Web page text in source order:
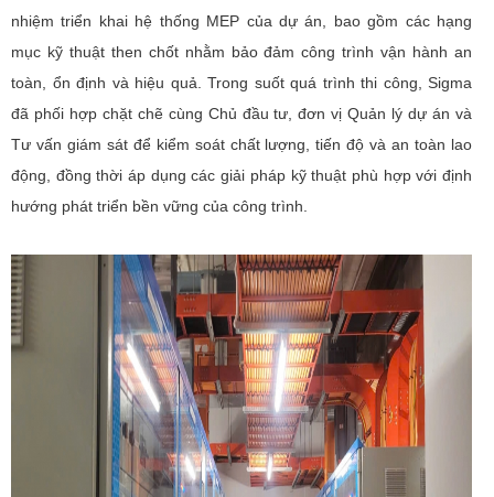
nhiệm triển khai hệ thống MEP của dự án, bao gồm các hạng
mục kỹ thuật then chốt nhằm bảo đảm công trình vận hành an
toàn, ổn định và hiệu quả. Trong suốt quá trình thi công, Sigma
đã phối hợp chặt chẽ cùng Chủ đầu tư, đơn vị Quản lý dự án và
Tư vấn giám sát để kiểm soát chất lượng, tiến độ và an toàn lao
động, đồng thời áp dụng các giải pháp kỹ thuật phù hợp với định
hướng phát triển bền vững của công trình.